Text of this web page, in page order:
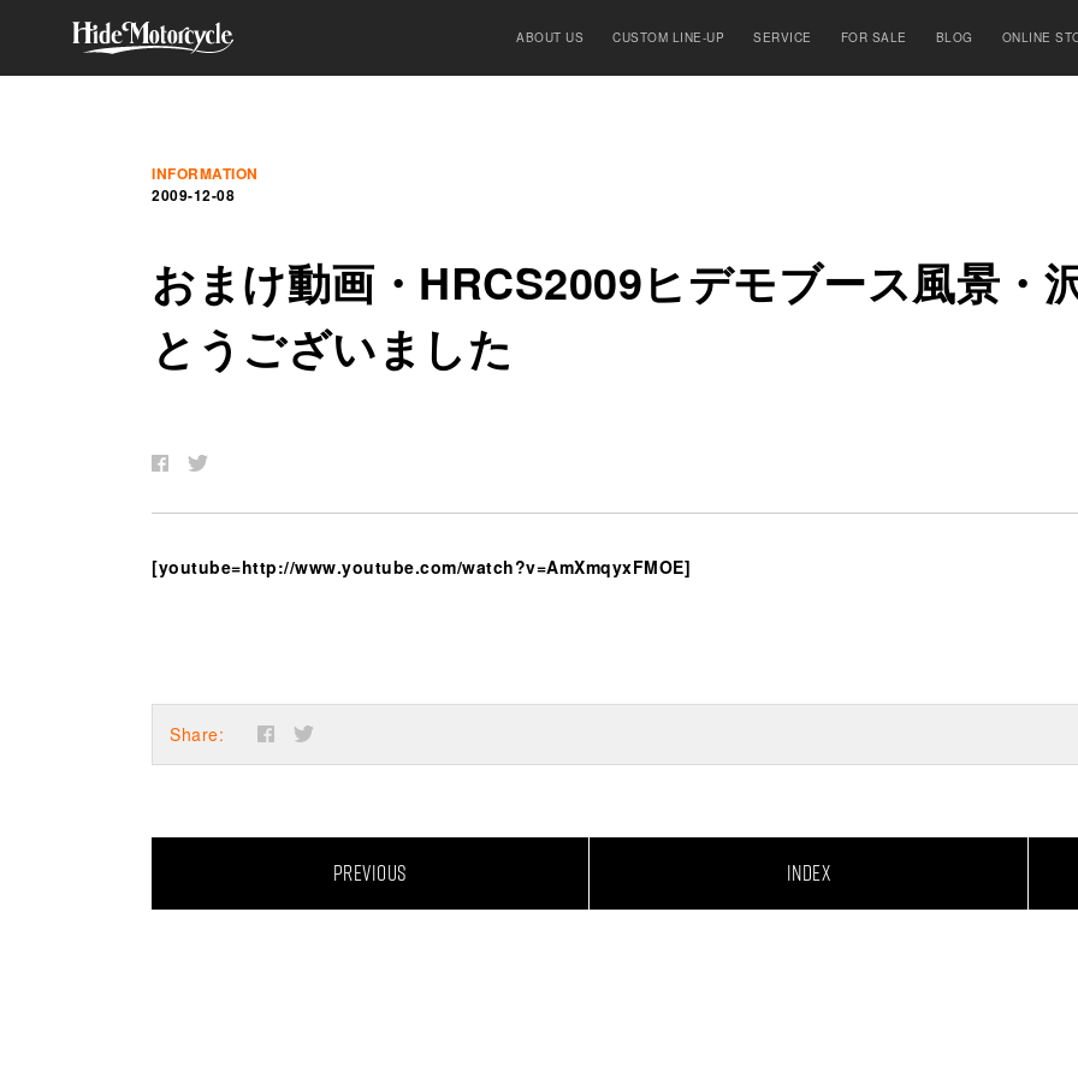
ABOUT US CUSTOM LINE-UP SERVICE FOR SALE BLOG ONLINE
INFORMATION
2009-12-08
おまけ動画 ・HRCS2009ヒデモブース風景 ・
と う ございま した
[youtube=http://www.youtube.com/watch?v=AmXmqyxFMOE]
Share:
PREVIOUS INDEX